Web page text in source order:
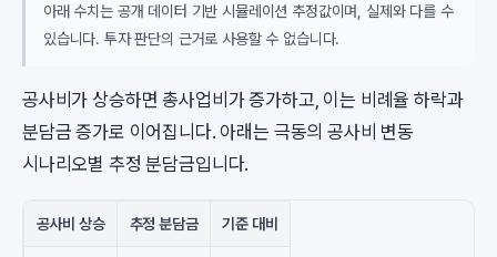
아래 수치는 공개 데이터 기반 시뮬레이션 추정값이며, 실제와 다를 수
있습니다. 투자 판단의 근거로 사용할 수 없습니다.
공사비가 상승하면 총사업비가 증가하고, 이는 비례율 하락과
분담금 증가로 이어집니다. 아래는 극동의 공사비 변동
시나리오별 추정 분담금입니다.
공사비 상승 추정 분담금 기준 대비